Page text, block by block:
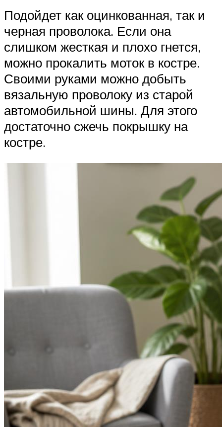
Подойдет как оцинкованная, так и
черная проволока. Если она
слишком жесткая и плохо гнется,
можно прокалить моток в костре.
Своими руками можно добыть
вязальную проволоку из старой
автомобильной шины. Для этого
достаточно сжечь покрышку на
костре.